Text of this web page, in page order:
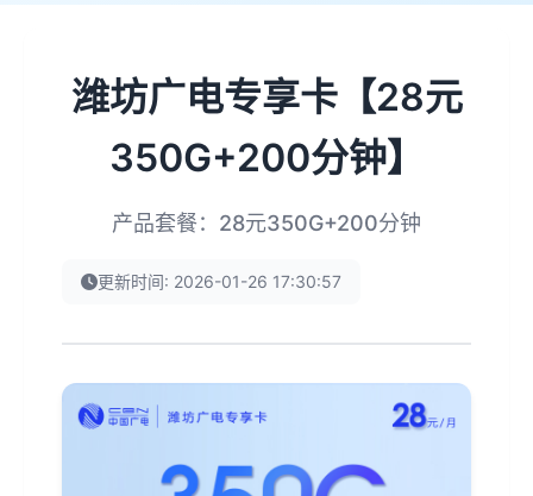
潍坊广电专享卡【28元
350G+200分钟】
产品套餐：28元350G+200分钟
更新时间: 2026-01-26 17:30:57